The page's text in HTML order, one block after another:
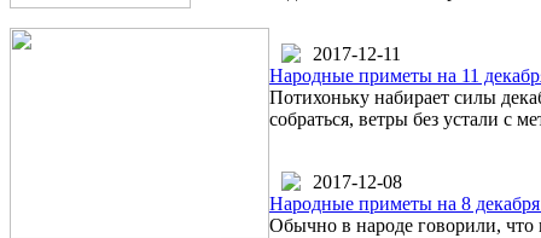
2017-12-11
Народные приметы на 11
Потихоньку набирает силы
собраться, ветры без устали с
2017-12-08
Народные приметы на 8
Обычно в народе говорили, что